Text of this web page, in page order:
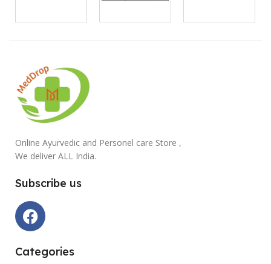
Online Ayurvedic and Personel care Store ,
We deliver ALL India.
Subscribe us
Categories